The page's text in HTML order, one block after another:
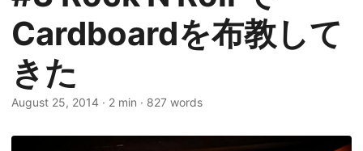
Cardboardを布教して
きた
August 25, 2014 · 2 min · 827 words